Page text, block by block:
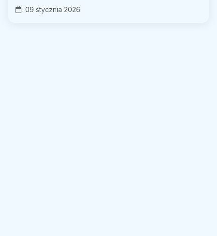
09 stycznia 2026